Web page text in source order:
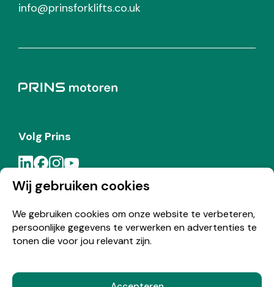
Wij gebruiken cookies
We gebruiken cookies om onze website te verbeteren,
persoonlijke gegevens te verwerken en advertenties te
tonen die voor jou relevant zijn.
info@prinsforklifts.co.uk
Volg Prins
Meld je aan voor de Prins nieuwsbrief